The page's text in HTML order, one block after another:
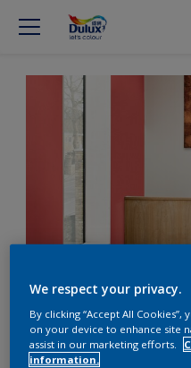
Get creative with ceiling
用巧妙的天
We respect your privacy.
By clicking “Accept All
on your device to enhance site
assist in our marketing efforts.
information.